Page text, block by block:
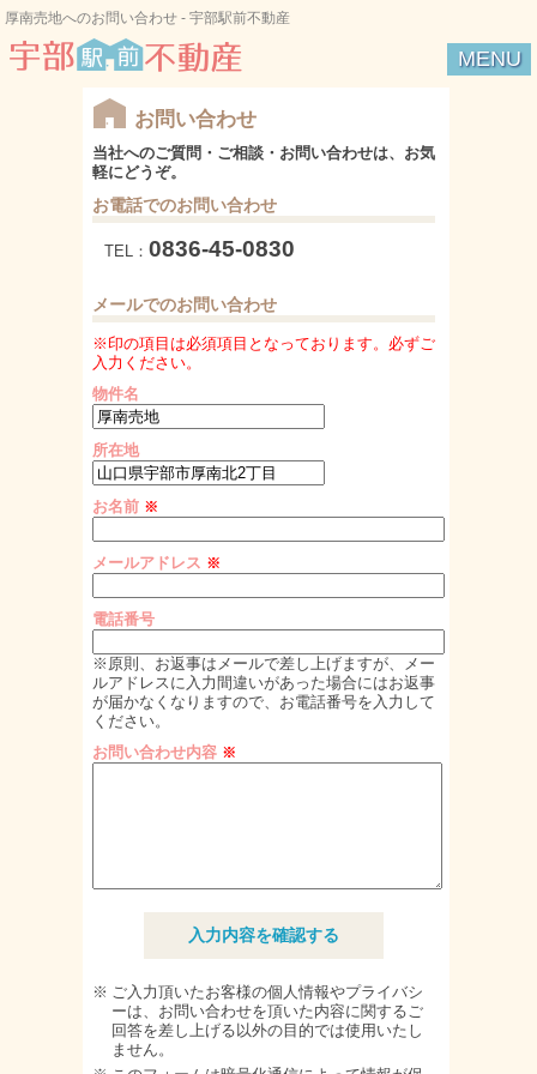
厚南売地へのお問い合わせ - 宇部駅前不動産
MENU
お問い合わせ
当社へのご質問・ご相談・お問い合わせは、お気
軽にどうぞ。
お電話でのお問い合わせ
TEL： 0836-45-0830
メールでのお問い合わせ
※印の項目は必須項目となっております。必ずご
入力ください。
物件名
所在地
お名前 ※
メールアドレス ※
電話番号
※原則、お返事はメールで差し上げますが、メー
ルアドレスに入力間違いがあった場合にはお返事
が届かなくなりますので、お電話番号を入力して
ください。
お問い合わせ内容 ※
※ ご入力頂いたお客様の個人情報やプライバシ
ーは、お問い合わせを頂いた内容に関するご
回答を差し上げる以外の目的では使用いたし
ません。